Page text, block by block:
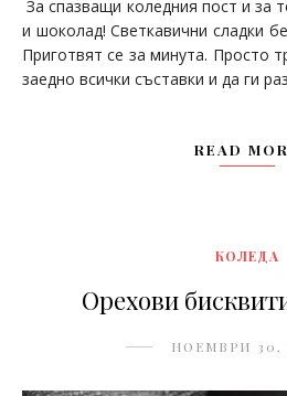
За спазващи коледния пост и за
и шоколад! Светкавични сладки
Приготвят се за минута. Просто
заедно всички съставки и да ги
READ
КОЛЕДА
Орехови
НОЕМВРИ 30,